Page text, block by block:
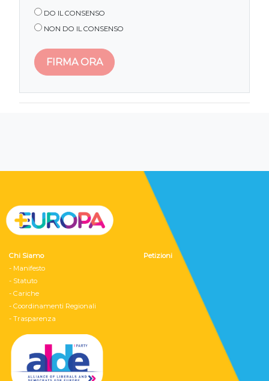
DO IL CONSENSO
NON DO IL CONSENSO
Chi Siamo
- Manifesto
- Statuto
- Cariche
- Coordinamenti Regionali
- Trasparenza
Petizioni